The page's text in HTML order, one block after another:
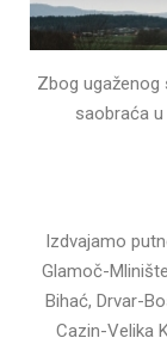
Zbog ugaženog
saobraća
Izdvajamo
Glamoč-
Bihać, Drvar-
Cazin-Velika